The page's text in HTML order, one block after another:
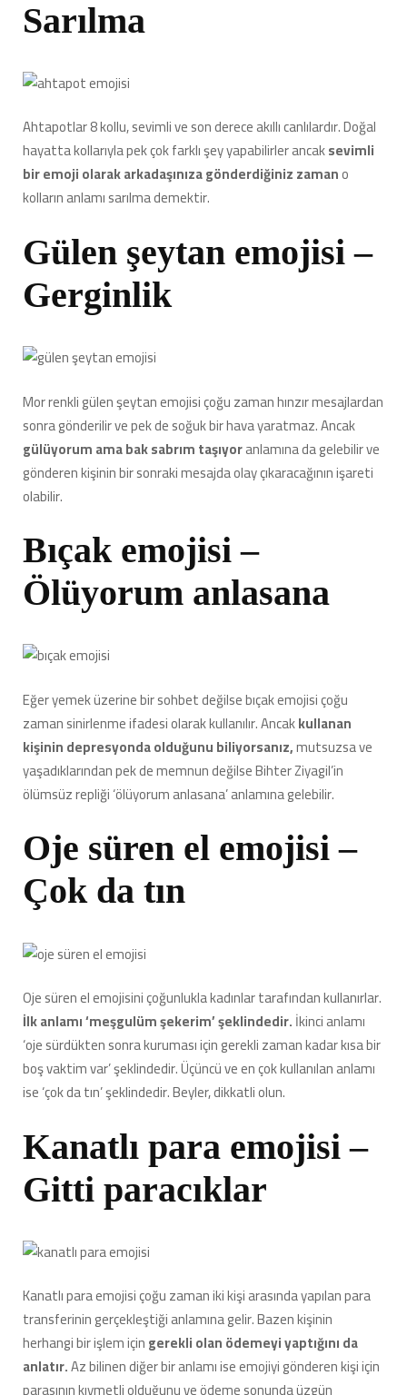
Sarılma
Ahtapotlar 8 kollu, sevimli ve son derece akıllı canlılardır. Doğal
hayatta kollarıyla pek çok farklı şey yapabilirler ancaksevimli
bir emoji olarak arkadaşınıza gönderdiğiniz zamano
kolların anlamı sarılma demektir.
Gülen şeytan emojisi –
Gerginlik
Mor renkli gülen şeytan emojisi çoğu zaman hınzır mesajlardan
sonra gönderilir ve pek de soğuk bir hava yaratmaz. Ancak
gülüyorum ama bak sabrım taşıyoranlamına da gelebilir ve
gönderen kişinin bir sonraki mesajda olay çıkaracağının işareti
olabilir.
Bıçak emojisi –
Ölüyorum anlasana
Eğer yemek üzerine bir sohbet değilse bıçak emojisi çoğu
zaman sinirlenme ifadesi olarak kullanılır. Ancakkullanan
kişinin depresyonda olduğunu biliyorsanız,mutsuzsa ve
yaşadıklarından pek de memnun değilse Bihter Ziyagil’in
ölümsüz repliği ‘ölüyorum anlasana’ anlamına gelebilir.
Oje süren el emojisi –
Çok da tın
Oje süren el emojisini çoğunlukla kadınlar tarafından kullanırlar.
İlk anlamı ‘meşgulüm şekerim’ şeklindedir.İkinci anlamı
‘oje sürdükten sonra kuruması için gerekli zaman kadar kısa bir
boş vaktim var’ şeklindedir. Üçüncü ve en çok kullanılan anlamı
ise ‘çok da tın’ şeklindedir. Beyler, dikkatli olun.
Kanatlı para emojisi –
Gitti paracıklar
Kanatlı para emojisi çoğu zaman iki kişi arasında yapılan para
transferinin gerçekleştiği anlamına gelir. Bazen kişinin
herhangi bir işlem içingerekli olan ödemeyi yaptığını da
anlatır.Az bilinen diğer bir anlamı ise emojiyi gönderen kişi için